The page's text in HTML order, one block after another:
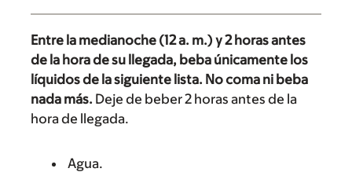
Entre la medianoche (12 a. m.) y 2 horas antes
de la hora de su llegada, beba únicamente los
líquidos de la siguiente lista. No coma ni beba
nada más. Deje de beber 2 horas antes de la
hora de llegada.
Agua.